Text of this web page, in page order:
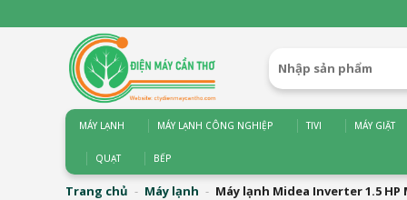
qua
Tìm
kiếm:
MÁY LẠNH MÁY LẠNH CÔNG NGHIỆP TIVI MÁY GIẶT
QUẠT BẾP
Trang chủ - Máy lạnh - Máy lạnh Midea Inverter 1.5 HP